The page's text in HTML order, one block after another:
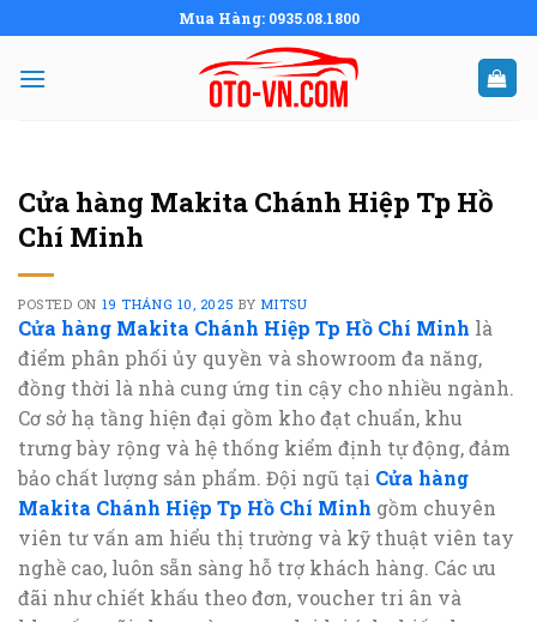
to
content
Mua Hàng: 0935.08.1800
Cửa hàng Makita Chánh Hiệp Tp Hồ
Chí Minh
POSTED ON 19 THÁNG 10, 2025 BY MITSU
Cửa hàng Makita Chánh Hiệp Tp Hồ Chí Minh là
điểm phân phối ủy quyền và showroom đa năng,
đồng thời là nhà cung ứng tin cậy cho nhiều ngành.
Cơ sở hạ tầng hiện đại gồm kho đạt chuẩn, khu
trưng bày rộng và hệ thống kiểm định tự động, đảm
bảo chất lượng sản phẩm. Đội ngũ tại Cửa hàng
Makita Chánh Hiệp Tp Hồ Chí Minh gồm chuyên
viên tư vấn am hiểu thị trường và kỹ thuật viên tay
nghề cao, luôn sẵn sàng hỗ trợ khách hàng. Các ưu
đãi như chiết khấu theo đơn, voucher tri ân và